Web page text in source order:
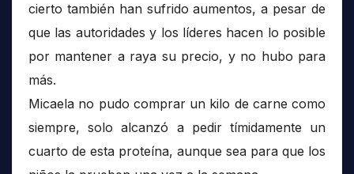
cierto también han sufrido aumentos, a pesar de
que las autoridades y los líderes hacen lo posible
por mantener a raya su precio, y no hubo para
más.
Micaela no pudo comprar un kilo de carne como
siempre, solo alcanzó a pedir tímidamente un
cuarto de esta proteína, aunque sea para que los